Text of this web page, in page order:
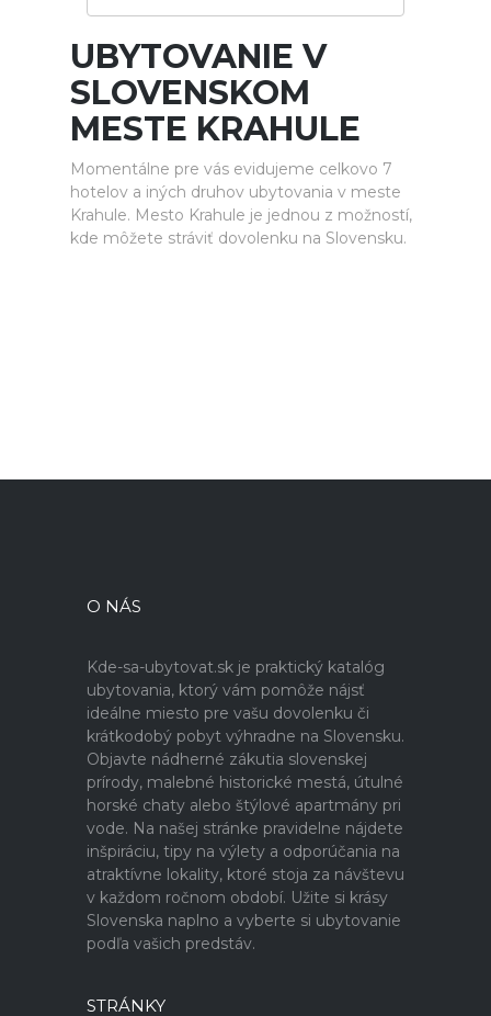
UBYTOVANIE V
SLOVENSKOM
MESTE KRAHULE
Momentálne pre vás evidujeme celkovo 7
hotelov a iných druhov ubytovania v meste
Krahule. Mesto Krahule je jednou z možností,
kde môžete stráviť dovolenku na Slovensku.
O NÁS
Kde-sa-ubytovat.sk je praktický katalóg
ubytovania, ktorý vám pomôže nájsť
ideálne miesto pre vašu dovolenku či
krátkodobý pobyt výhradne na Slovensku.
Objavte nádherné zákutia slovenskej
prírody, malebné historické mestá, útulné
horské chaty alebo štýlové apartmány pri
vode. Na našej stránke pravidelne nájdete
inšpiráciu, tipy na výlety a odporúčania na
atraktívne lokality, ktoré stoja za návštevu
v každom ročnom období. Užite si krásy
Slovenska naplno a vyberte si ubytovanie
podľa vašich predstáv.
STRÁNKY